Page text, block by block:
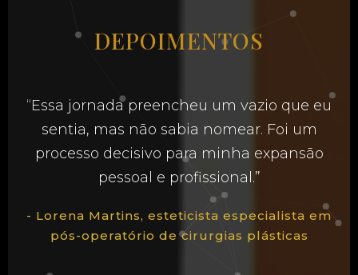
DEPOIMENTOS
“Essa jornada preencheu um vazio que eu
sentia, mas não sabia nomear. Foi um
processo decisivo para minha expansão
pessoal e profissional.”
- Lorena Martins, esteticista especialista em
pós-operatório de cirurgias plásticas